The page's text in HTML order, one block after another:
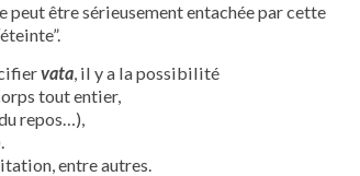
être sérieusement entachée par cette
vata, il y a la possibilité
tout entier,
repos…),
entre autres.